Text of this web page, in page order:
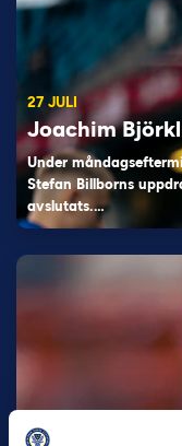
27 JULI
Joachim
Under
Stefan Billborns
avslutats.…